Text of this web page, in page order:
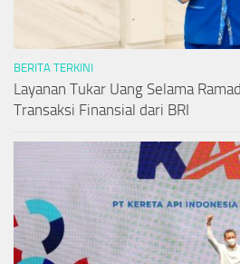
BERITA TERKINI
Layanan Tukar Uang Selama
Transaksi Finansial dari BRI